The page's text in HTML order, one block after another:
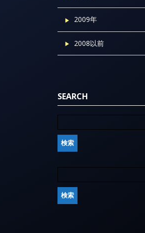
2009年
2008以前
SEARCH